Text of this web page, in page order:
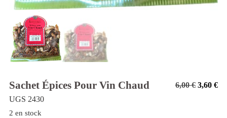
Sachet Épices Pour Vin Chaud 6,00€ Le
3,60€Le
UGS 2430
2 en stock